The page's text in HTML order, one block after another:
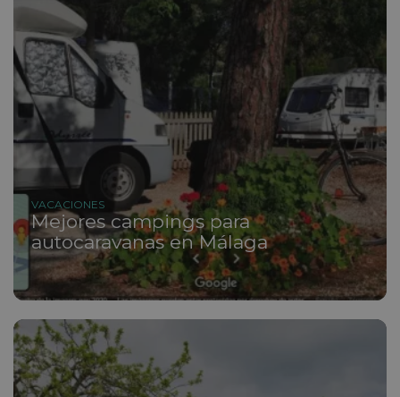
VACACIONES
Mejores campings para
autocaravanas en Málaga